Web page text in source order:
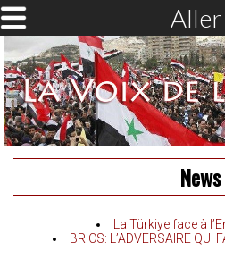
News
La Türkiye face à
BRICS: L’ADVERSAIRE QUI